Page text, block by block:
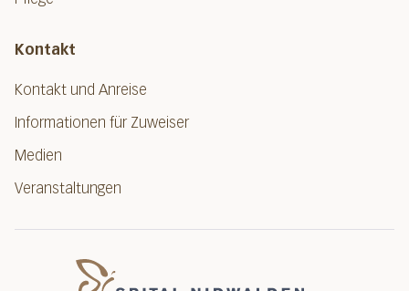
Kontakt
Kontakt und Anreise
Informationen für Zuweiser
Medien
Veranstaltungen